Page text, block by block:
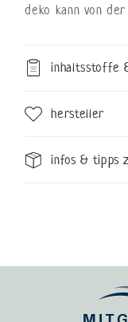
deko kann von
inhaltsstoffe
hersteller
infos & tipps